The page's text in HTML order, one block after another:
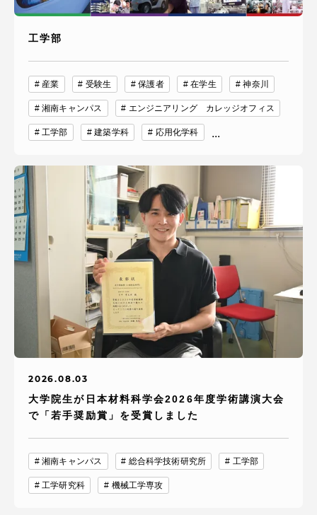
工学部
産業 受験生 保護者 在学生 神奈川
湘南キャンパス エンジニアリング カレッジオフィス
工学部 建築学科 応用化学科 ...
2026.08.03
大学院生が日本材料科学会2026年度学術講演大会
で「若手奨励賞」を受賞しました
湘南キャンパス 総合科学技術研究所 工学部
工学研究科 機械工学専攻